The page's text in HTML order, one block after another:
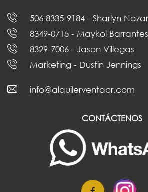
506 8335-9184 - Sharlyn
8349-0715 - Maykol Barrantes
8329-7006 - Jason Villegas
Marketing - Dustin Jennings
info@alquilerventacr.com
CONTÁCTENOS